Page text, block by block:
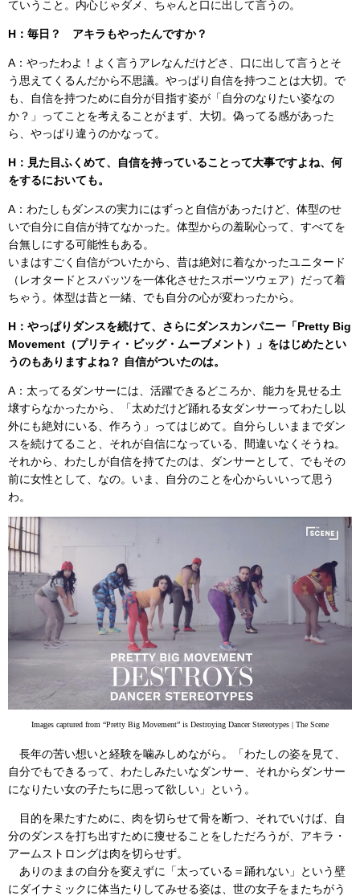
ていうこと。内心じゃダメ、ちゃんと口に出して言うの。
H：毎日？ アキラもやったんですか？
A：やったわよ！よく言うアレなんだけどさ、口に出して言うとそ
う思えてくるんだから不思議。やっぱり自信を持つことは大切。で
も、自信を持つために自分が目指す姿が「自分のなりたい姿なの
か？」ってことを考えることがまず、大切。偽ってる感があった
ら、やっぱり違うのかなって。
H：見た目ふくめて、自信を持っていることって大事ですよね、何
をするにおいても。
A：わたしもダンスの実力にはずっと自信があったけど、体型のせ
いで自分に自信が持てなかった。体型からの羞恥心って、すべてを
台無しにする可能性もある。
いまはすごく自信がついたから、昔は絶対に着なかったユニタード
（レオタードとスパッツを一体化させたスポーツウェア）だって着
ちゃう。体型は昔と一緒、でも自分の心が変わったから。
H：やっぱりダンスを続けて、さらにダンスカンパニー「Pretty Big
Movement（プリティ・ビッグ・ムーブメント）」をはじめたとい
うのもありますよね？ 自信がついたのは。
A：太ってるダンサーには、活躍できるどころか、能力を見せる土
壌すらなかったから、「太めだけど踊れる女ダンサーってわたし以
外にも絶対にいる、作ろう」ってはじめて。自分らしいままでダン
スを続けてること、それが自信になっている、間違いなくそうね。
それから、わたしが自信を持てたのは、ダンサーとして、でもその
前に女性として、なの。いま、自分のことを心からいいって思う
わ。
Images captured from “Pretty Big Movement” is Destroying Dancer Stereotypes | The Scene
長年の苦い想いと経験を噛みしめながら。「わたしの姿を見て、
自分でもできるって、わたしみたいなダンサー、それからダンサー
になりたい女の子たちに思って欲しい」という。
目的を果たすために、肉を切らせて骨を断つ、それでいけば、自
分のダンスを打ち出すために痩せることをしただろうが、アキラ・
アームストロングは肉を切らせず。
ありのままの自分を変えずに「太っている＝踊れない」という壁
にダイナミックに体当たりしてみせる姿は、世の女子をまたちがう